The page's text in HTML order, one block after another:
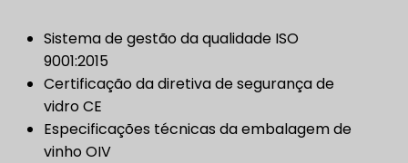
Sistema de gestão da qualidade ISO
9001:2015
Certificação da diretiva de segurança de
vidro CE
Especificações técnicas da embalagem de
vinho OIV